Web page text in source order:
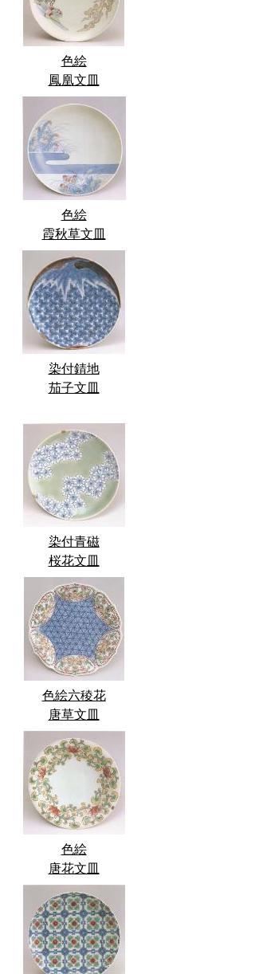
色絵
鳳凰文皿
色絵
霞秋草文皿
染付錆地
茄子文皿
染付青磁
桜花文皿
色絵六稜花
唐草文皿
色絵
唐花文皿